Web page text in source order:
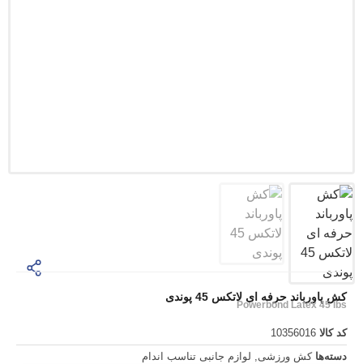
ای لاتکس 45 پوندی
Powerbond
ورزشی, لوازم جانبی تناسب اندام